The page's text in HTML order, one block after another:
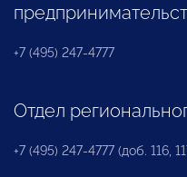
+7 (495) 247-4777
Отдел
+7 (495) 247-4777 (доб. 116,